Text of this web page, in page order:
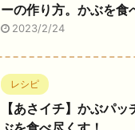
ーの作り方。かぶを食
2023/2/24
レシピ
【あさイチ】かぶパ